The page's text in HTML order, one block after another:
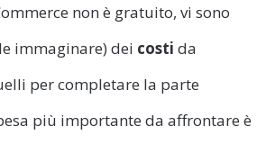
non è gratuito, vi sono
immaginare) dei costi da
per completare la parte
più importante da affrontare è